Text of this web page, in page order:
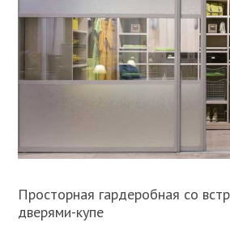
Просторная гардеробная со
дверями-купе